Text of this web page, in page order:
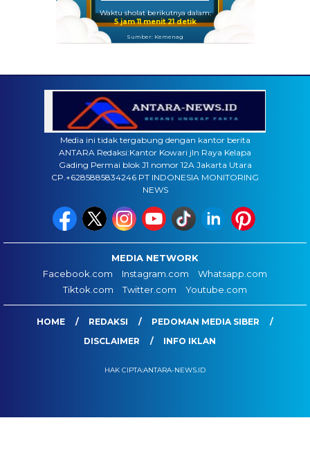
Waktu sholat berikutnya dalam:
5 jam 11 menit 20 detik
Sumber: Kemenag
Media ini tidak tergabung dengan kantor berita
ANTARA Redaksi:Kantor Kowari jln Raya Kelapa
Gading Permai blok J1 nomor 12A Jakarta Utara
CP.+6285885834246 PT INDONESIA MONITORING
NEWS
MEDIA NETWORK
Facebook.com
Instagram.com
Whatsapp.com
Tiktok.com
Twitter.com Youtube.com
HOME REDAKSI
PEDOMAN MEDIA SIBER
DISCLAIMER
INFO IKLAN
HAK CIPTA:ANTARA-NEWS.ID